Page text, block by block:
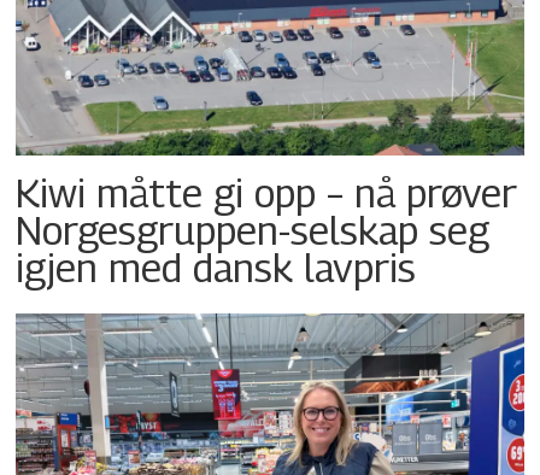
Kiwi måtte gi opp – nå prøver
Norgesgruppen-selskap seg
igjen med dansk lavpris